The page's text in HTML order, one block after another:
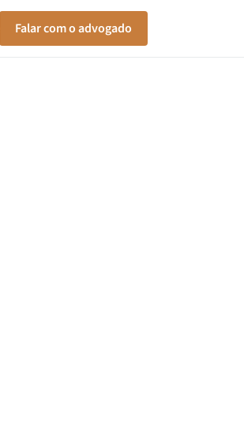
Falar com o advogado